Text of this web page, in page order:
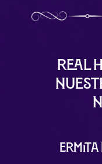
Real
Ermita